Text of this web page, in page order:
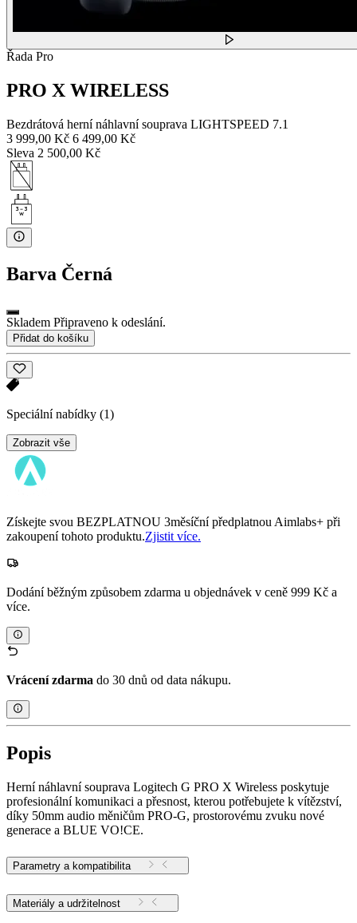
Řada Pro
PRO X WIRELESS
Bezdrátová herní náhlavní souprava LIGHTSPEED 7.1
3 999,00 Kč 6 499,00 Kč
Sleva 2 500,00 Kč
Barva Černá
Skladem Připraveno k odeslání.
Přidat do košíku
Speciální nabídky (1)
Zobrazit vše
Získejte svou BEZPLATNOU 3měsíční předplatnou Aimlabs+ při
zakoupení tohoto produktu.Zjistit více.
Dodání běžným způsobem zdarma u objednávek v ceně 999 Kč a
více.
Vrácení zdarma do 30 dnů od data nákupu.
Popis
Herní náhlavní souprava Logitech G PRO X Wireless poskytuje
profesionální komunikaci a přesnost, kterou potřebujete k vítězství,
díky 50mm audio měničům PRO-G, prostorovému zvuku nové
generace a BLUE VO!CE.
Parametry a kompatibilita
Materiály a udržitelnost